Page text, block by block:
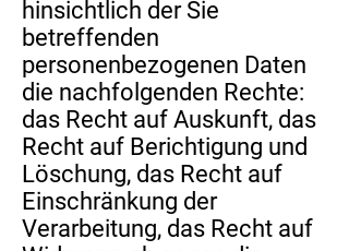
hinsichtlich der Sie
betreffenden
personenbezogenen Daten
die nachfolgenden Rechte:
das Recht auf Auskunft, das
Recht auf Berichtigung und
Löschung, das Recht auf
Einschränkung der
Verarbeitung, das Recht auf